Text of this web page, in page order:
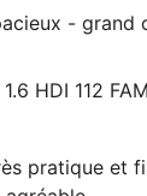
- grand
1.6 HDI 112
pratique et